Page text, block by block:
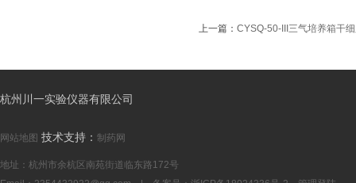
上一篇： CYSQ-50-III三气培养箱干
杭州川一实验仪器有限公司
网站地图 技术支持： 制药网
地址：杭州市余杭区南苑街道临东路172号